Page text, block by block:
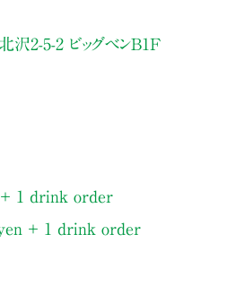
2-5-2 ビッグベンB1F
1 drink order
＋ 1 drink order